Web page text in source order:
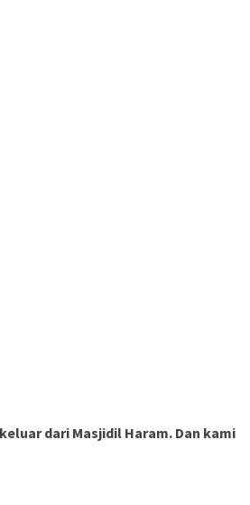
dari Masjidil Haram. Dan kami